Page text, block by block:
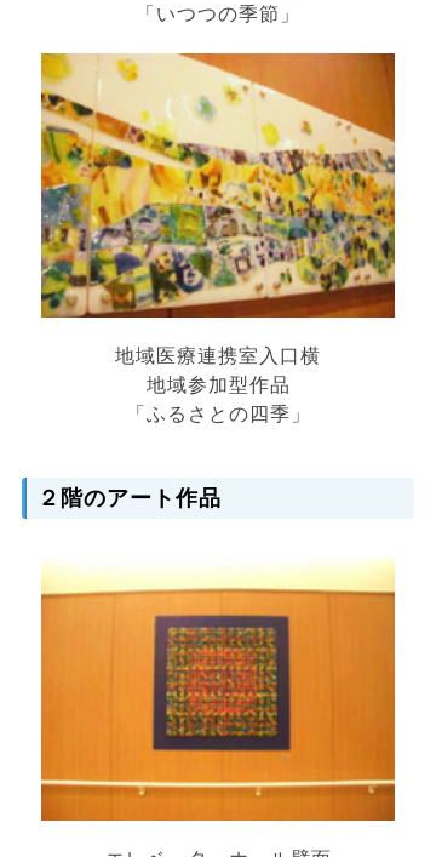
「いつつの季節」
地域医療連携室入口横
地域参加型作品
「ふるさとの四季」
２階のアート作品